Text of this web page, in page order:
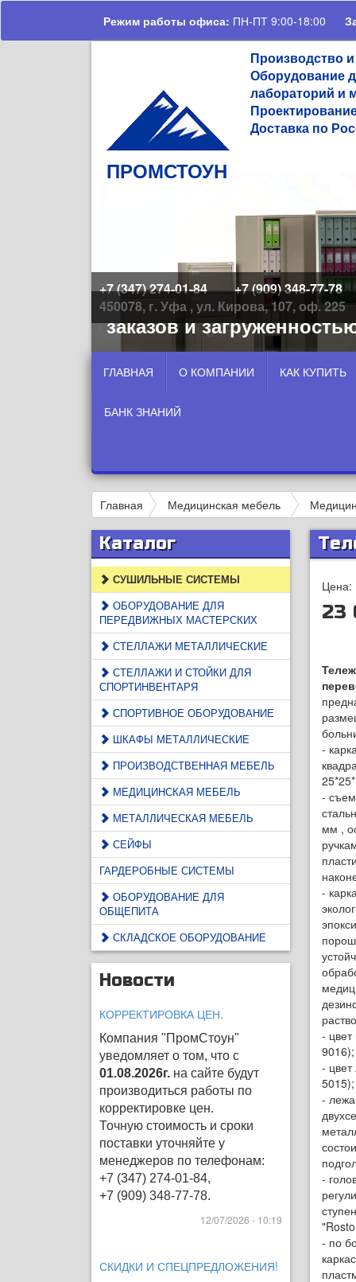
Режим работы офиса: ПН-ПТ 9:00-18:00
ПРОМСТОУН
Производство
Оборудование
лабораторий и
Доставка по
+7 (347) 274-01-84
+7 (909) 348-77-78
450078, г. Уфа , ул. Кирова, 107, оф. 225
заказов и загруженностью
ГЛАВНАЯ О КОМПАНИИ КАК КУПИТЬ
БАНК ЗНАНИЙ
Главная Медицинская мебель
Каталог
СУШИЛЬНЫЕ СИСТЕМЫ
ОБОРУДОВАНИЕ ДЛЯ
ПЕРЕДВИЖНЫХ МАСТЕРСКИХ
СТЕЛЛАЖИ МЕТАЛЛИЧЕСКИЕ
СТЕЛЛАЖИ И СТОЙКИ ДЛЯ
СПОРТИНВЕНТАРЯ
СПОРТИВНОЕ ОБОРУДОВАНИЕ
ШКАФЫ МЕТАЛЛИЧЕСКИЕ
ПРОИЗВОДСТВЕННАЯ МЕБЕЛЬ
МЕДИЦИНСКАЯ МЕБЕЛЬ
МЕТАЛЛИЧЕСКАЯ МЕБЕЛЬ
СЕЙФЫ
ГАРДЕРОБНЫЕ СИСТЕМЫ
ОБОРУДОВАНИЕ ДЛЯ
ОБЩЕПИТА
СКЛАДСКОЕ ОБОРУДОВАНИЕ
Новости
КОРРЕКТИРОВКА ЦЕН.
Компания "ПромСтоун"
уведомляет о том, что с
01.08.2026г. на сайте будут
производиться работы по
корректировке цен.
Точную стоимость и сроки
поставки уточняйте у
менеджеров по телефонам:
+7 (347) 274-01-84,
+7 (909) 348-77-78.
12/07/2026 - 10:19
СКИДКИ И СПЕЦПРЕДЛОЖЕНИЯ!
Цена:
23
-
-
мм ,
-
-
9016);
-
5015);
-
-
- по